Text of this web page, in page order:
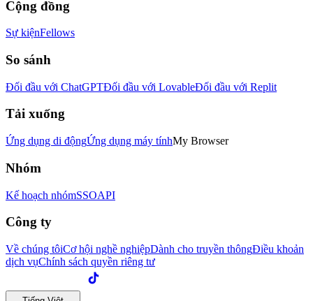
Cộng đồng
Sự kiệnFellows
So sánh
Đối đầu với ChatGPTĐối đầu với LovableĐối đầu với Replit
Tải xuống
Ứng dụng di độngỨng dụng máy tínhMy Browser
Nhóm
Kế hoạch nhómSSOAPI
Công ty
Về chúng tôiCơ hội nghề nghiệpDành cho truyền thôngĐiều khoản
dịch vụChính sách quyền riêng tư